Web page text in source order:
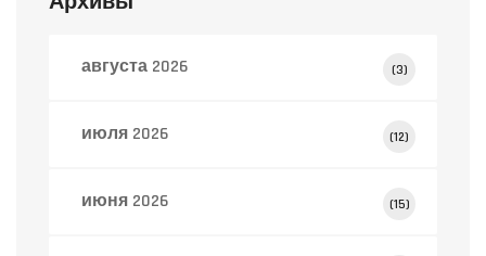
августа 2026 (3)
июля 2026 (12)
июня 2026 (15)